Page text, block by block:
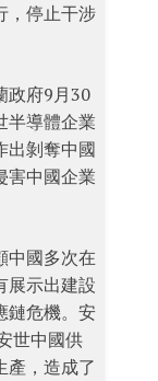
，停止干涉
政府9月30
半導體企業
出剝奪中國
害中國企業
中國多次在
展示出建設
鏈危機。安
世中國供
產，造成了